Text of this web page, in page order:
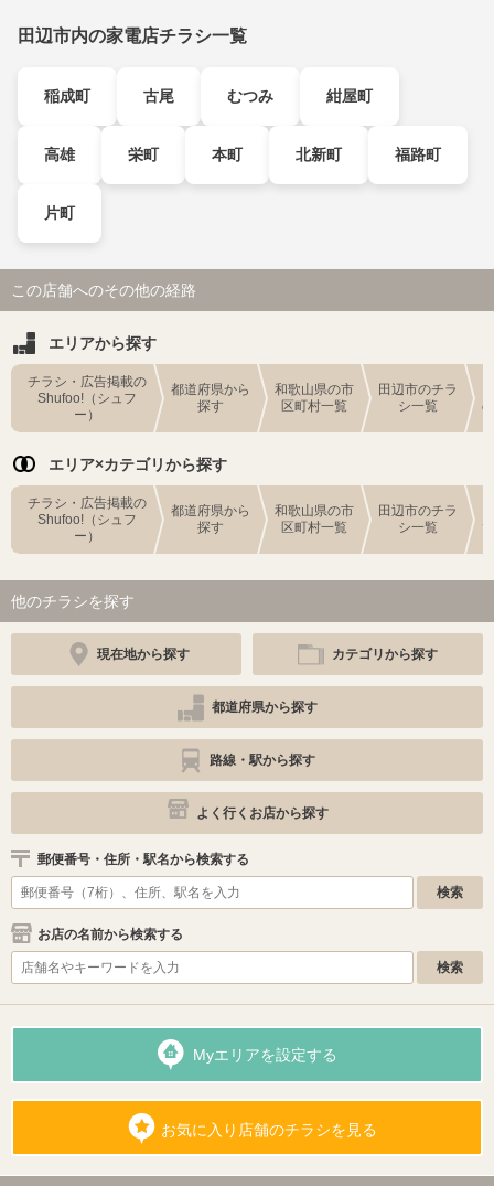
田辺市内の家電店チラシ一覧
稲成町 古尾 むつみ 紺屋町
高雄 栄町 本町 北新町 福路町
片町
この店舗へのその他の経路
エリアから探す
チラシ・広告掲載の
Shufoo!（シュフ
ー）
都道府県から
探す
和歌山県の市
区町村一覧
田辺市のチラ
シ一覧
エリア×カテゴリから探す
チラシ・広告掲載の
Shufoo!（シュフ
ー）
都道府県から
探す
和歌山県の市
区町村一覧
田辺市のチラ
シ一覧
他のチラシを探す
現在地から探す カテゴリから探す
都道府県から探す
路線・駅から探す
よく行くお店から探す
郵便番号・住所・駅名から検索する
お店の名前から検索する
Myエリアを設定する
お気に入り店舗のチラシを見る